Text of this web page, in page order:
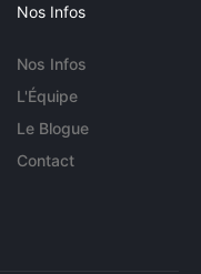
Nos Infos
Nos Infos
L'Équipe
Le Blogue
Contact